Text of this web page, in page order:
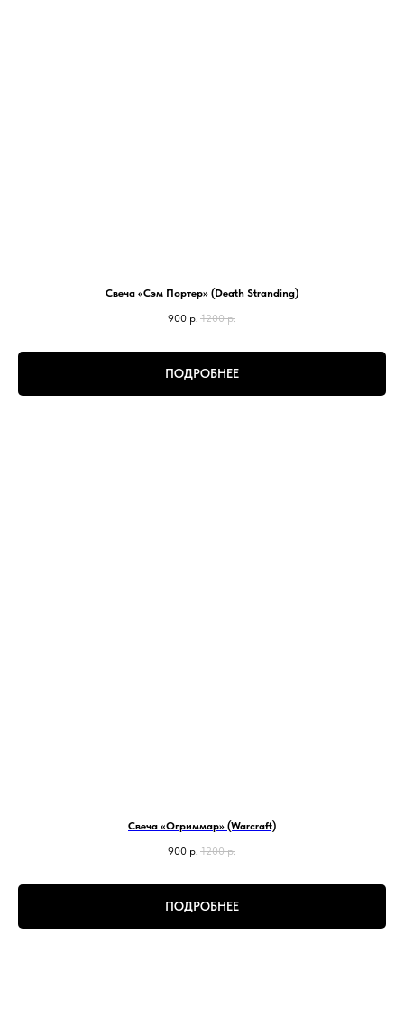
Свеча «Сэм Портер» (Death Stranding)
900 р. 1200 р.
ПОДРОБНЕЕ
Свеча «Огриммар» (Warcraft)
900 р. 1200 р.
ПОДРОБНЕЕ